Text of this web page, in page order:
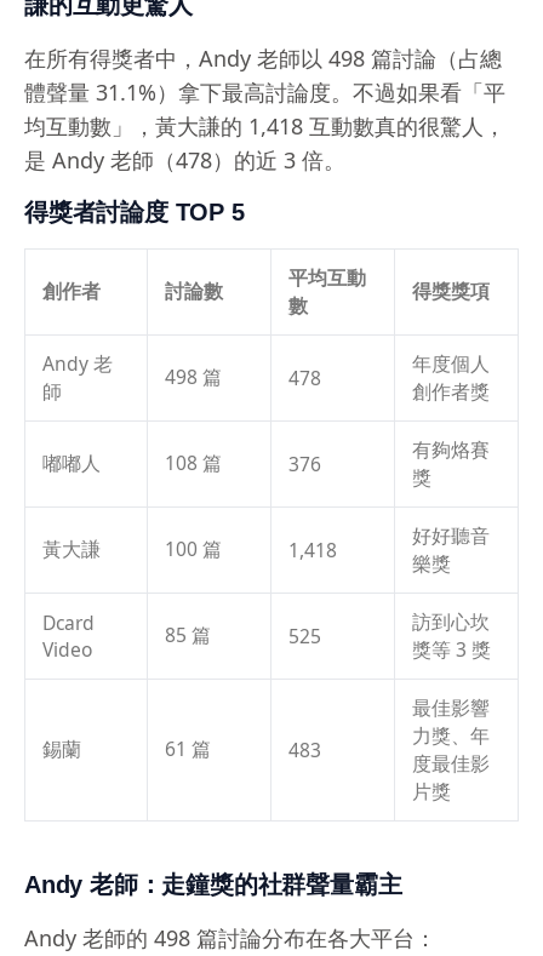
在所有得獎者中，Andy 老師以 498 篇討論（占總
體聲量 31.1%）拿下最高討論度。不過如果看「平
均互動數」，黃大謙的 1,418 互動數真的很驚人，
是 Andy 老師（478）的近 3 倍。
得獎者討論度 TOP 5
創作者 討論數
平均互動
數
得獎獎項
Andy 老
師
498 篇 478
年度個人
創作者獎
嘟嘟人 108 篇 376
有夠烙賽
獎
黃大謙 100 篇 1,418
好好聽音
樂獎
Dcard
Video
85 篇 525
訪到心坎
獎等 3 獎
錫蘭 61 篇 483
最佳影響
力獎、年
度最佳影
片獎
Andy 老師：走鐘獎的社群聲量霸主
Andy 老師的 498 篇討論分布在各大平台：